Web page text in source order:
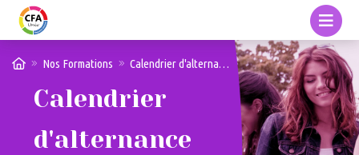
Nos Formations Calendrier d'alternance 2025/2026 M2 RM
Calendrier
d'alternance